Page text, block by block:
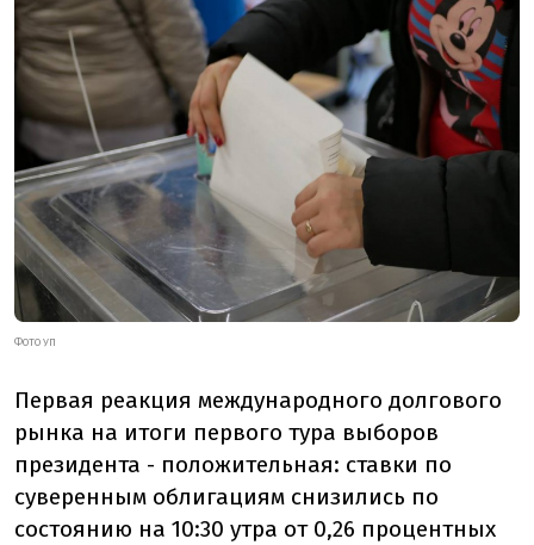
ФОТО УП
Первая реакция международного долгового
рынка на итоги первого тура выборов
президента - положительная: ставки по
суверенным облигациям снизились по
состоянию на 10:30 утра от 0,26 процентных